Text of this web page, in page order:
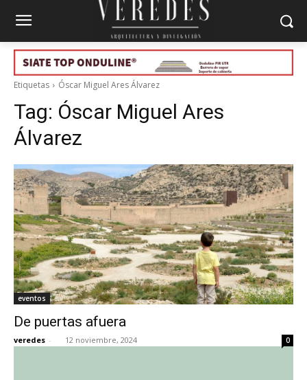
Etiquetas Óscar Miguel Ares Álvarez
Tag: Óscar Miguel Ares
Álvarez
eventos
De puertas afuera
veredes - 12 noviembre, 2024 0